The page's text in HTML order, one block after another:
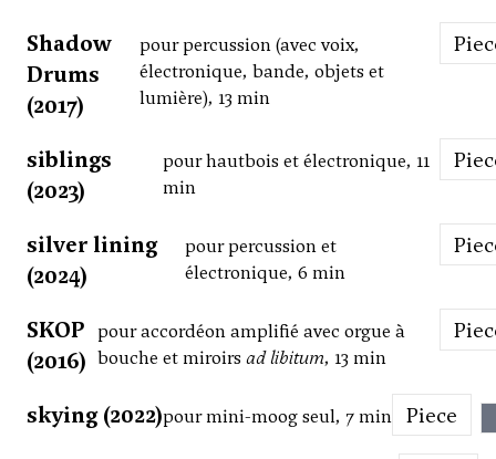
Shadow
Drums
(2017)
pour percussion (avec voix,
électronique, bande, objets et
lumière), 13 min
siblings
(2023)
pour hautbois et électronique, 11
min
silver lining
(2024)
pour percussion et
électronique, 6 min
SKOP
(2016)
pour accordéon amplifié avec orgue à
bouche et miroirs ad libitum, 13 min
skying (2022)pour mini-moog seul, 7 min Piece